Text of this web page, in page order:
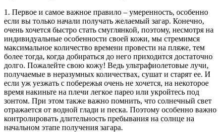
1. Первое и самое важное правило – умеренность, особенно
если вы только начали получать желаемый загар. Конечно,
очень хочется быстро стать смуглянкой, поэтому, несмотря на
индивидуальные особенности своей кожи, мы стремимся
максимальное количество времени провести на пляже, тем
более тогда, когда добираться до него приходится достаточно
долго. Пожалейте свою кожу! Ведь ультрафиолетовые лучи,
получаемые в неразумных количествах, сушат и старят ее. И
если уж уезжать с побережья очень не хочется, на некоторое
время накиньте на плечи легкое парео или укройтесь под
зонтом. При этом также важно помнить, что солнечный свет
отражается от водной глади и песка. Поэтому особенно важно
контролировать длительность пребывания на солнце на
начальном этапе получения загара.